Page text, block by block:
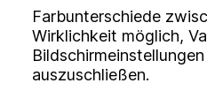
Farbunterschiede
Wirklichkeit möglich,
auszuschließen.